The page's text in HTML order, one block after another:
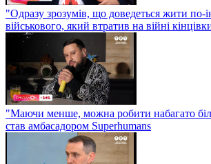
"Одразу зрозумів, що доведеться жити по-
військового, який втратив на війні
"Маючи менше, можна робити набагато
став амбасадором Superhumans